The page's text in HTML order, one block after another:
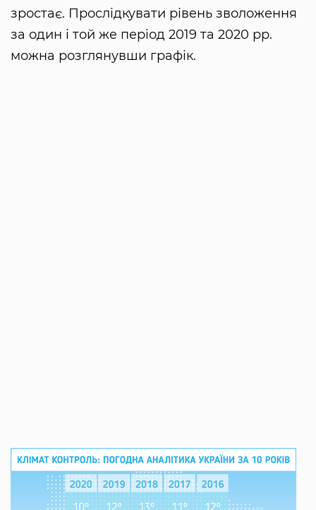
зростає. Прослідкувати рівень зволоження
за один і той же період 2019 та 2020 рр.
можна розглянувши графік.